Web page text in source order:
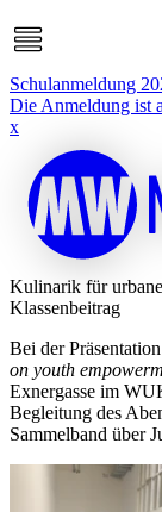
Schulanmeldung
Die Anmeldung ist
x
Kulinarik für
Klassenbeitrag
Bei der
on youth
Exnergasse im
Begleitung des
Sammelband über